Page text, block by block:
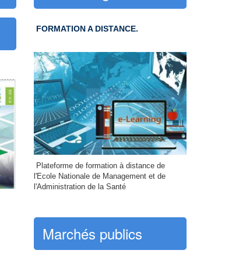
FORMATION A DISTANCE.
Plateforme de formation à distance de
l'Ecole Nationale de Management et de
l'Administration de la Santé
Marchés publics